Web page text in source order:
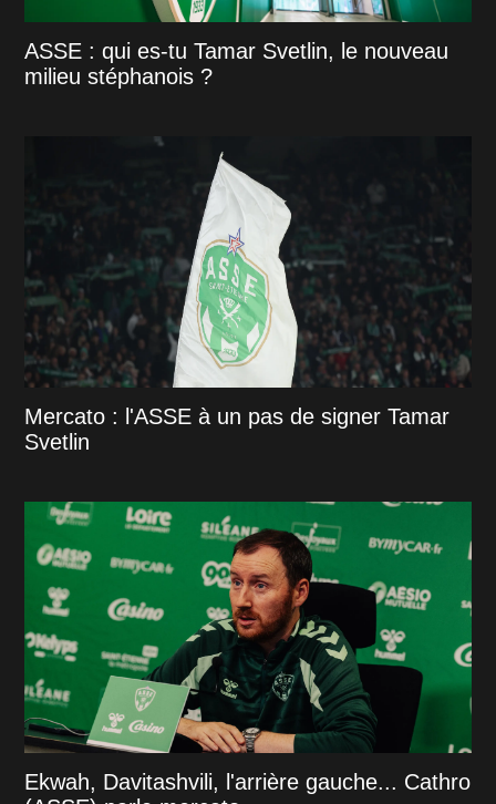
ASSE : qui es-tu Tamar Svetlin, le nouveau
milieu stéphanois ?
Mercato : l'ASSE à un pas de signer Tamar
Svetlin
Ekwah, Davitashvili, l'arrière gauche... Cathro